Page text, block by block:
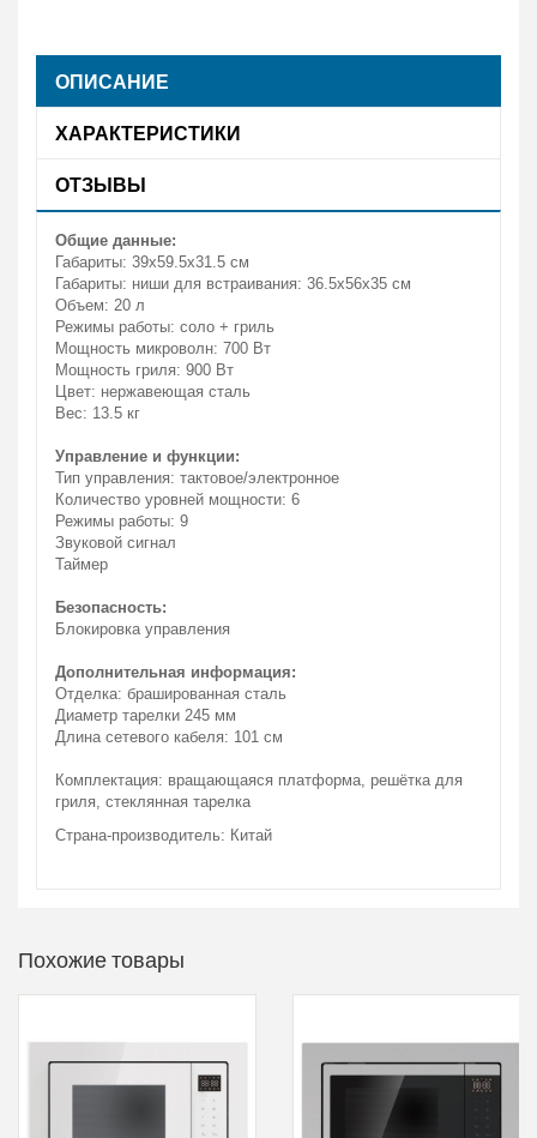
ОПИСАНИЕ
ХАРАКТЕРИСТИКИ
ОТЗЫВЫ
Общие данные:
Габариты: 39х59.5х31.5 см
Габариты: ниши для встраивания: 36.5х56х35 см
Объем: 20 л
Режимы работы: соло + гриль
Мощность микроволн: 700 Вт
Мощность гриля: 900 Вт
Цвет: нержавеющая сталь
Вес: 13.5 кг
Управление и функции:
Тип управления: тактовое/электронное
Количество уровней мощности: 6
Режимы работы: 9
Звуковой сигнал
Таймер
Безопасность:
Блокировка управления
Дополнительная информация:
Отделка: брашированная сталь
Диаметр тарелки 245 мм
Длина сетевого кабеля: 101 см
Комплектация: вращающаяся платформа, решётка для
гриля, стеклянная тарелка
Страна-производитель: Китай
Похожие товары